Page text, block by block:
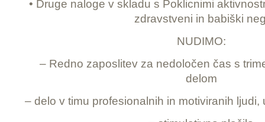
• Druge naloge v skladu s Poklicnimi
zdravstveni in babiški
NUDIMO:
– Redno zaposlitev za nedoločen čas s
delom
– delo v timu profesionalnih in motiviranih